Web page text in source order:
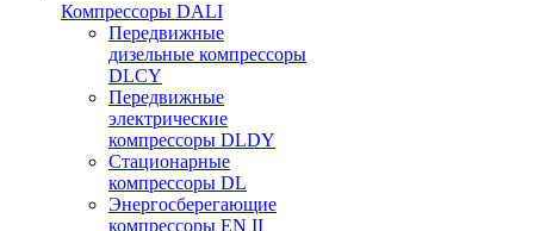
Компрессоры DALI
Передвижные
дизельные компрессоры
DLCY
Передвижные
электрические
компрессоры DLDY
Стационарные
компрессоры DL
Энергосберегающие
компрессоры EN II